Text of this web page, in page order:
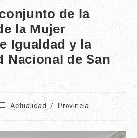
de la
la Mujer
Igualdad y la
Nacional de San
Actualidad / Provincia